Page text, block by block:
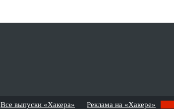
Все выпуски «Хакера» Реклама на «Хакере»